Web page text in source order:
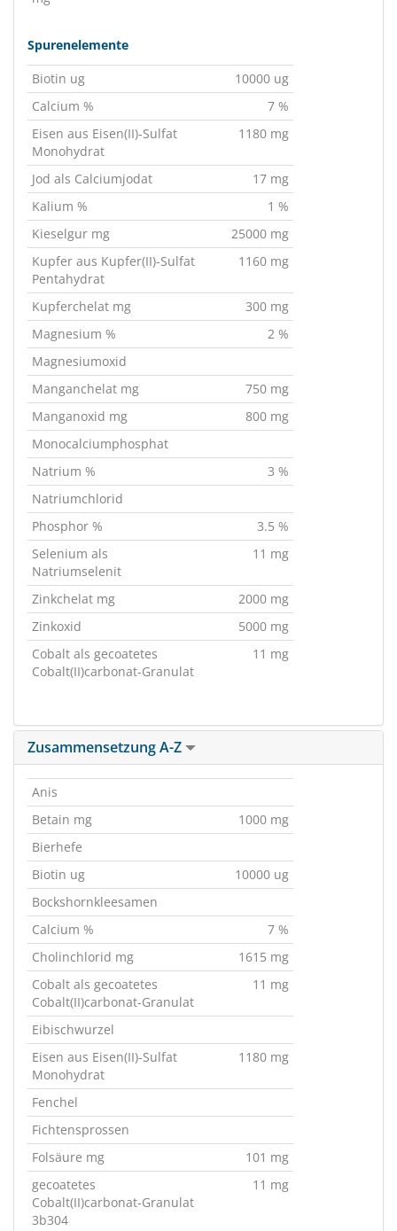
Spurenelemente
Biotin ug
10000 ug
Calcium %
7 %
Eisen aus Eisen(II)-Sulfat
Monohydrat
1180 mg
Jod als Calciumjodat
17 mg
Kalium %
1 %
Kieselgur mg
25000 mg
Kupfer aus Kupfer(II)-Sulfat
Pentahydrat
1160 mg
Kupferchelat mg
300 mg
Magnesium %
2 %
Magnesiumoxid
Manganchelat mg
750 mg
Manganoxid mg
800 mg
Monocalciumphosphat
Natrium %
3 %
Natriumchlorid
Phosphor %
3.5 %
Selenium als
Natriumselenit
11 mg
Zinkchelat mg
2000 mg
Zinkoxid
5000 mg
Cobalt als gecoatetes
Cobalt(II)carbonat-Granulat
11 mg
Zusammensetzung A-Z
Anis
Betain mg
1000 mg
Bierhefe
Biotin ug
10000 ug
Bockshornkleesamen
Calcium %
7 %
Cholinchlorid mg
1615 mg
Cobalt als gecoatetes
Cobalt(II)carbonat-Granulat
11 mg
Eibischwurzel
Eisen aus Eisen(II)-Sulfat
Monohydrat
1180 mg
Fenchel
Fichtensprossen
Folsäure mg
101 mg
gecoatetes
Cobalt(II)carbonat-Granulat
3b304
11 mg